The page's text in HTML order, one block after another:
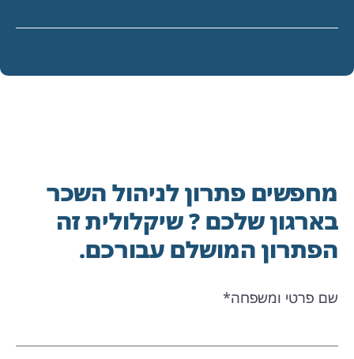
מחפשים פתרון לניהול השכר
בארגון שלכם ? שיקלולית זה
הפתרון המושלם עבורכם.
שם פרטי ומשפחה*